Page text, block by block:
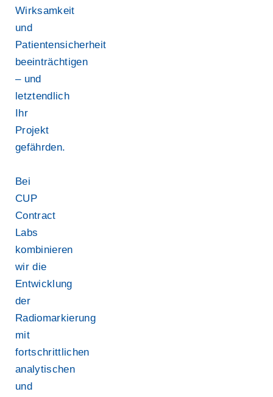
Wirksamkeit
und
Patientensicherheit
beeinträchtigen
– und
letztendlich
Ihr
Projekt
gefährden.
Bei
CUP
Contract
Labs
kombinieren
wir die
Entwicklung
der
Radiomarkierung
mit
fortschrittlichen
analytischen
und